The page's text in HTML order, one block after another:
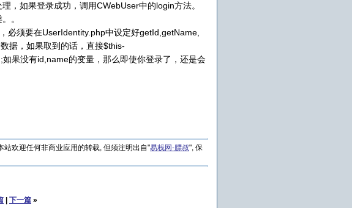
，如果登录成功，调用CWebUser中的login方法。
。
必须要在UserIdentity.php中设定好getId,getName,
据，如果取到的话，直接$this-
果没有id,name的变量，那么即使你登录了，还是会
欢迎任何非商业应用的转载, 但须注明出自"易栈网-膘叔", 保
下一篇 »